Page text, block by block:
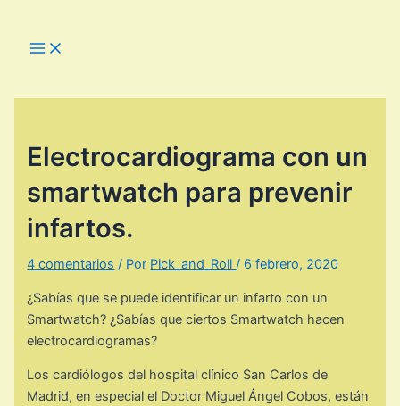
Main
Menu
Electrocardiograma con un
smartwatch para prevenir
infartos.
4 comentarios / Por Pick_and_Roll/ 6 febrero, 2020
¿Sabías que se puede identificar un infarto con un
Smartwatch? ¿Sabías que ciertos Smartwatch hacen
electrocardiogramas?
Los cardiólogos del hospital clínico San Carlos de
Madrid, en especial el Doctor Miguel Ángel Cobos, están